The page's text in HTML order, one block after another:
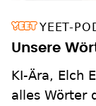
YEET-
Unsere
KI-Ära, Elch
alles Wörter